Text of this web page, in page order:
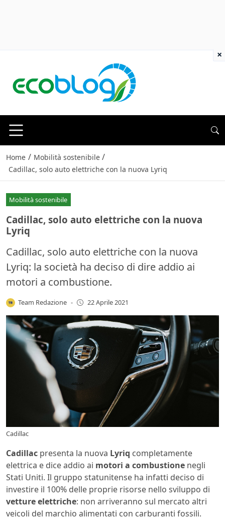
Home / Mobilità sostenibile /
Cadillac, solo auto elettriche con la nuova Lyriq
Mobilità sostenibile
Cadillac, solo auto elettriche con la nuova
Lyriq
Cadillac, solo auto elettriche con la nuova
Lyriq: la società ha deciso di dire addio ai
motori a combustione.
Team Redazione - 22 Aprile 2021
Cadillac
Cadillac presenta la nuova Lyriq completamente
elettrica e dice addio ai motori a combustione negli
Stati Uniti. Il gruppo statunitense ha infatti deciso di
investire il 100% delle proprie risorse nello sviluppo di
vetture elettriche: non arriveranno sul mercato altri
veicoli del marchio alimentati con carburanti fossili.
×